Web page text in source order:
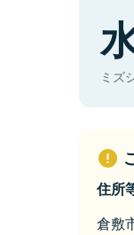
ミズ
住所
倉敷